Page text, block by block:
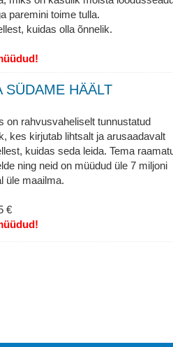
paremini toime tulla.
kuidas olla õnnelik.
SÜDAME HÄÄLT
on rahvusvaheliselt tunnustatud
kes kirjutab lihtsalt ja arusaadavalt
kuidas seda leida. Tema
ning neid on müüdud üle 7 miljoni
üle maailma.
€